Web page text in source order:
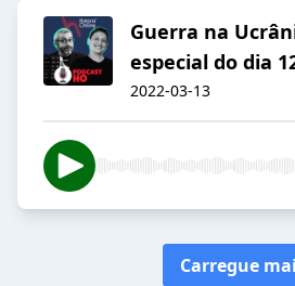
Guerra na
especial do dia
2022-03-13
Carregue